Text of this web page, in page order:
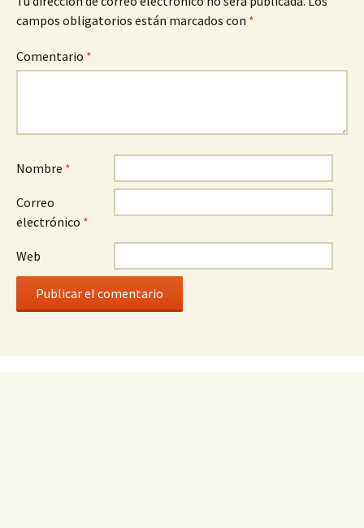
campos obligatorios están marcados con *
Comentario *
Nombre *
Correo
electrónico *
Web